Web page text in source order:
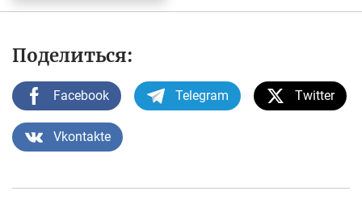
Поделиться:
Facebook Telegram Twitter
Vkontakte